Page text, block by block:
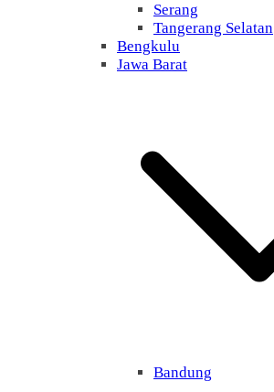
Serang
Tangerang Selatan
Bengkulu
Jawa Barat
Bandung